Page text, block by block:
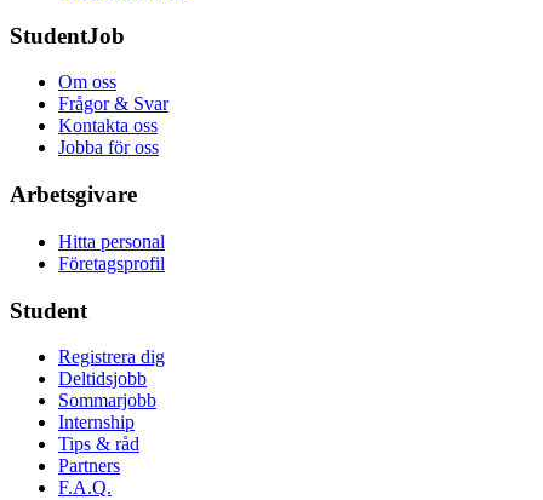
StudentJob
Om oss
Frågor & Svar
Kontakta oss
Jobba för oss
Arbetsgivare
Hitta personal
Företagsprofil
Student
Registrera dig
Deltidsjobb
Sommarjobb
Internship
Tips & råd
Partners
F.A.Q.